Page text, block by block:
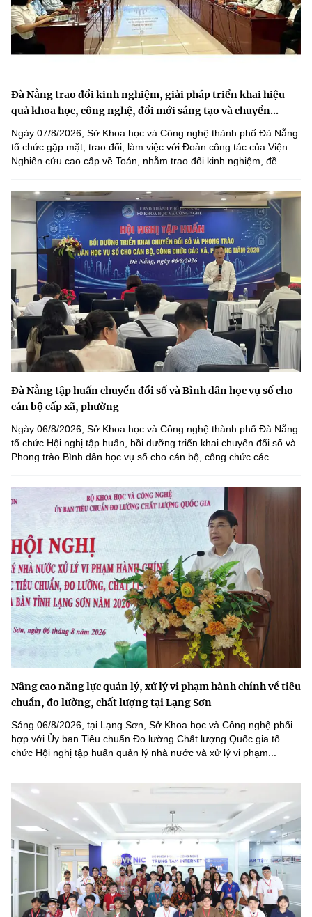
Đà Nẵng trao đổi kinh nghiệm, giải pháp triển khai hiệu
quả khoa học, công nghệ, đổi mới sáng tạo và chuyển...
Ngày 07/8/2026, Sở Khoa học và Công nghệ thành phố Đà Nẵng
tổ chức gặp mặt, trao đổi, làm việc với Đoàn công tác của Viện
Nghiên cứu cao cấp về Toán, nhằm trao đổi kinh nghiệm, đề...
Đà Nẵng tập huấn chuyển đổi số và Bình dân học vụ số cho
cán bộ cấp xã, phường
Ngày 06/8/2026, Sở Khoa học và Công nghệ thành phố Đà Nẵng
tổ chức Hội nghị tập huấn, bồi dưỡng triển khai chuyển đổi số và
Phong trào Bình dân học vụ số cho cán bộ, công chức các...
Nâng cao năng lực quản lý, xử lý vi phạm hành chính về tiêu
chuẩn, đo lường, chất lượng tại Lạng Sơn
Sáng 06/8/2026, tại Lạng Sơn, Sở Khoa học và Công nghệ phối
hợp với Ủy ban Tiêu chuẩn Đo lường Chất lượng Quốc gia tổ
chức Hội nghị tập huấn quản lý nhà nước và xử lý vi phạm...